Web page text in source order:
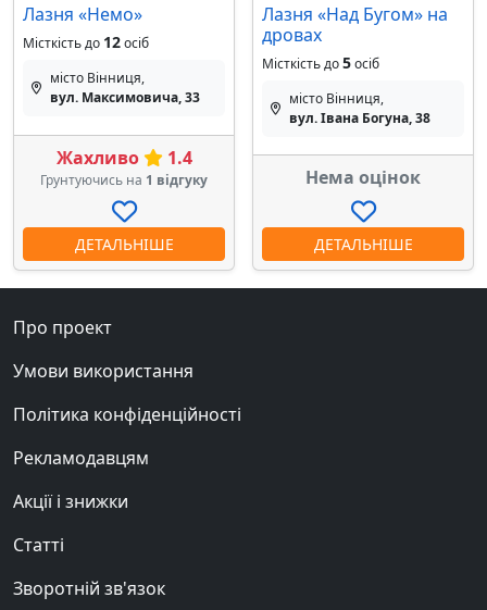
Лазня «Немо»
Місткість до 12осіб
місто Вінниця,
вул. Максимовича, 33
Жахливо 1.4
Грунтуючись на 1 відгуку
ДЕТАЛЬНІШЕ
Лазня «Над Бугом» на
дровах
Місткість до5осіб
місто Вінниця,
вул. Івана Богуна, 38
Нема оцінок
ДЕТАЛЬНІШЕ
Про проект
Умови використання
Політика конфіденційності
Рекламодавцям
Акції і знижки
Статті
Зворотній зв'язок